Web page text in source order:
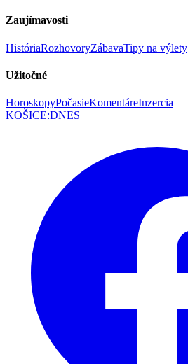
Zaujímavosti
HistóriaRozhovoryZábavaTipy na výlety
Užitočné
HoroskopyPočasieKomentáreInzercia
KOŠICE:DNES